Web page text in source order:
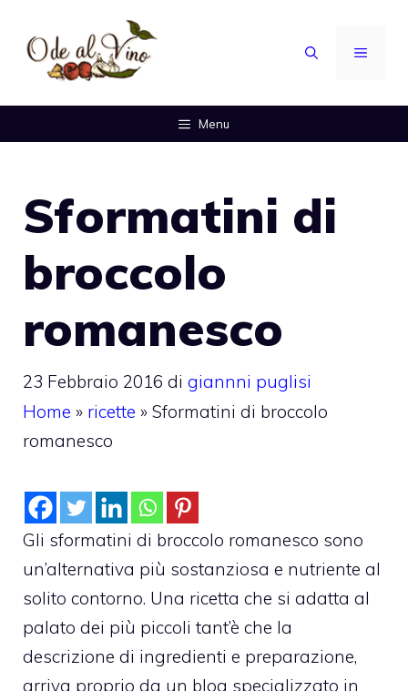
contenuto
MENU
Menu
Sformatini di
broccolo
romanesco
23 Febbraio 2016 di giannni puglisi
Home » ricette » Sformatini di broccolo
romanesco
Gli sformatini di broccolo romanesco sono
un’alternativa più sostanziosa e nutriente al
solito contorno. Una ricetta che si adatta al
palato dei più piccoli tant’è che la
descrizione di ingredienti e preparazione,
arriva proprio da un blog specializzato in